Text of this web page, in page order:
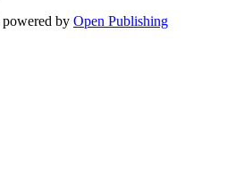
powered by Open Publishing